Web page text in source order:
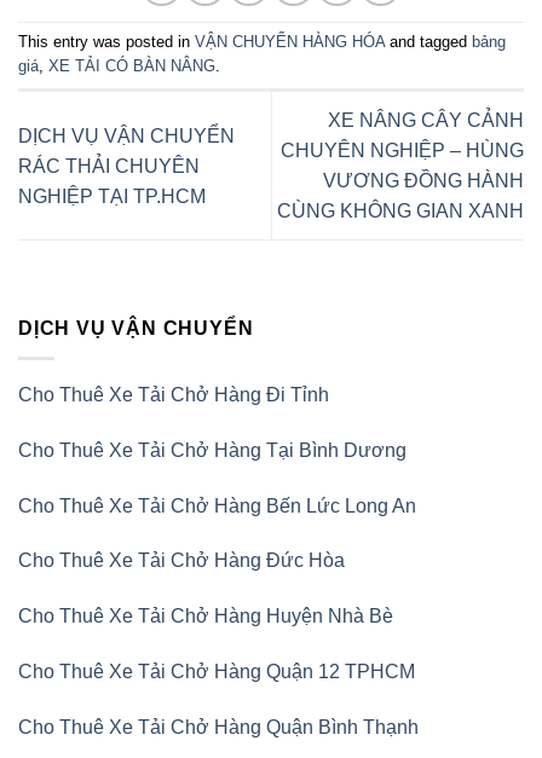
DỊCH VỤ VẬN CHUYỂN
Cho Thuê Xe Tải Chở Hàng Đi Tỉnh
Cho Thuê Xe Tải Chở Hàng Tại Bình Dương
Cho Thuê Xe Tải Chở Hàng Bến Lức Long An
Cho Thuê Xe Tải Chở Hàng Đức Hòa
Cho Thuê Xe Tải Chở Hàng Huyện Nhà Bè
Cho Thuê Xe Tải Chở Hàng Quận 12 TPHCM
Cho Thuê Xe Tải Chở Hàng Quận Bình Thạnh
This entry was posted in VẬN CHUYỂN HÀNG HÓAand tagged bảng
giá, XE TẢI CÓ BÀN NÂNG.
DỊCH VỤ VẬN CHUYỂN
RÁC THẢI CHUYÊN
NGHIỆP TẠI TP.HCM
XE NÂNG CÂY CẢNH
CHUYÊN NGHIỆP – HÙNG
VƯƠNG ĐỒNG HÀNH
CÙNG KHÔNG GIAN XANH